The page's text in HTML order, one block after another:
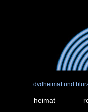
dvdheimat und
heimat